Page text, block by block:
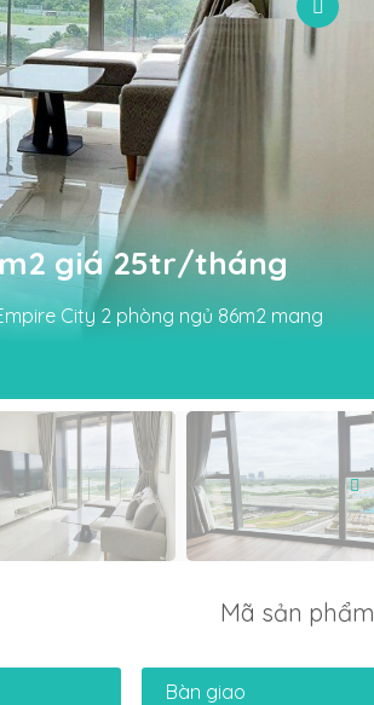
giá 25tr/tháng
City 2 phòng ngủ 86m2 mang
Mã sản phẩm
Bàn giao